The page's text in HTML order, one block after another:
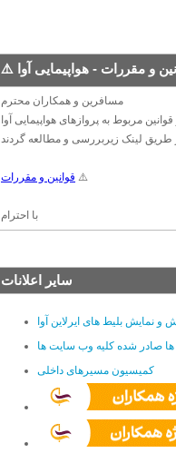
و مقررات - هواپیمایی آوا
مربوط به پروازهای هواپیمایی آوا
قوانین و مقررات ⚠️
با احترام
سایر اعلانات
بلیط های ایرلاین آوا
ها صادر شده کلیه وب سایت ها
کمیسیون مسیرهای داخلی